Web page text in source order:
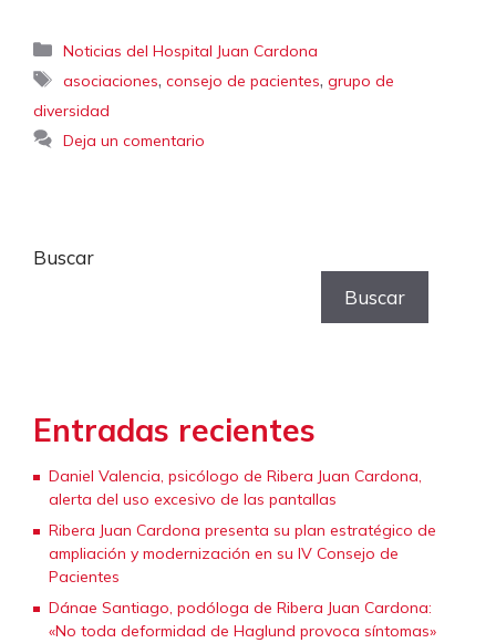
Categorías
Noticias del Hospital Juan Cardona
Etiquetas
asociaciones,consejo de pacientes,grupo de
diversidad
Deja un comentario
Buscar
Buscar
Entradas recientes
Daniel Valencia, psicólogo de Ribera Juan Cardona,
alerta del uso excesivo de las pantallas
Ribera Juan Cardona presenta su plan estratégico de
ampliación y modernización en su IV Consejo de
Pacientes
Dánae Santiago, podóloga de Ribera Juan Cardona:
«No toda deformidad de Haglund provoca síntomas»